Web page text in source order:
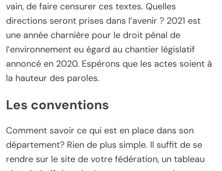
vain, de faire censurer ces textes. Quelles
directions seront prises dans l’avenir ? 2021 est
une année charnière pour le droit pénal de
l’environnement eu égard au chantier législatif
annoncé en 2020. Espérons que les actes soient à
la hauteur des paroles.
Les conventions
Comment savoir ce qui est en place dans son
département? Rien de plus simple. Il suffit de se
rendre sur le site de votre fédération, un tableau